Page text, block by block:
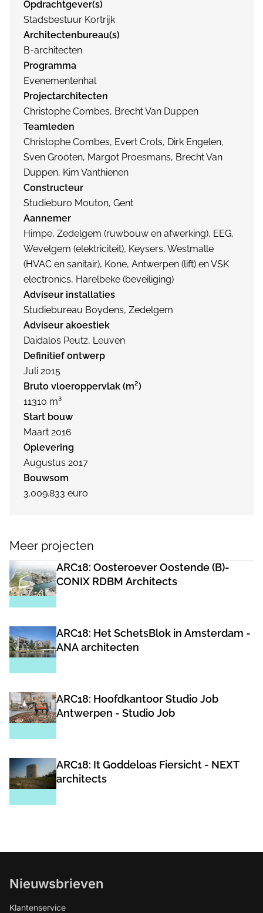
Opdrachtgever(s)
Stadsbestuur Kortrijk
Architectenbureau(s)
B-architecten
Programma
Evenementenhal
Projectarchitecten
Christophe Combes, Brecht Van Duppen
Teamleden
Christophe Combes, Evert Crols, Dirk Engelen,
Sven Grooten, Margot Proesmans, Brecht Van
Duppen, Kim Vanthienen
Constructeur
Studieburo Mouton, Gent
Aannemer
Himpe, Zedelgem (ruwbouw en afwerking), EEG,
Wevelgem (elektriciteit), Keysers, Westmalle
(HVAC en sanitair), Kone, Antwerpen (lift) en VSK
electronics, Harelbeke (beveiliging)
Adviseur installaties
Studiebureau Boydens, Zedelgem
Adviseur akoestiek
Daidalos Peutz, Leuven
Definitief ontwerp
Juli 2015
Bruto vloeroppervlak (m²)
11310 m³
Start bouw
Maart 2016
Oplevering
Augustus 2017
Bouwsom
3.009.833 euro
Meer projecten
ARC18: Oosteroever Oostende (B)-
CONIX RDBM Architects
ARC18: Het SchetsBlok in Amsterdam -
ANA architecten
ARC18: Hoofdkantoor Studio Job
Antwerpen - Studio Job
ARC18: It Goddeloas Fiersicht - NEXT
architects
Nieuwsbrieven
Klantenservice